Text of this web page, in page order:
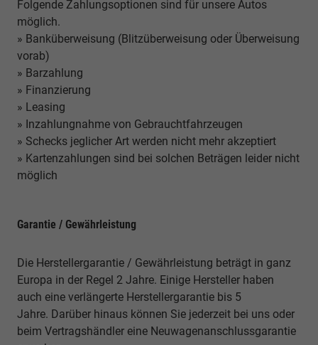
Folgende Zahlungsoptionen sind für unsere Autos
möglich.
» Banküberweisung (Blitzüberweisung oder Überweisung
vorab)
» Barzahlung
» Finanzierung
» Leasing
» Inzahlungnahme von Gebrauchtfahrzeugen
» Schecks jeglicher Art werden nicht mehr akzeptiert
» Kartenzahlungen sind bei solchen Beträgen leider nicht
möglich
Garantie / Gewährleistung
Die Herstellergarantie / Gewährleistung beträgt in ganz
Europa in der Regel 2 Jahre. Einige Hersteller haben
auch eine verlängerte Herstellergarantie bis 5
Jahre. Darüber hinaus können Sie jederzeit bei uns oder
beim Vertragshändler eine Neuwagenanschlussgarantie